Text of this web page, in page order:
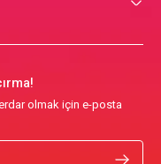
olmak için e-posta